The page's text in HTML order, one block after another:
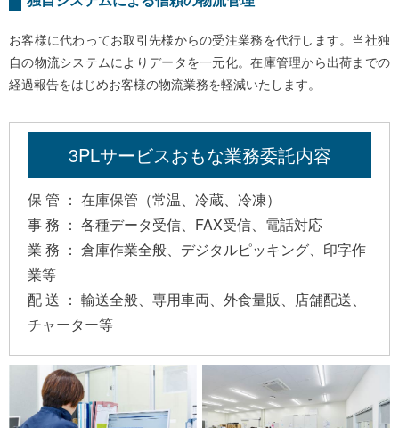
お客様に代わってお取引先様からの受注業務を代行します。当社独
自の物流システムによりデータを一元化。在庫管理から出荷までの
経過報告をはじめお客様の物流業務を軽減いたします。
3PLサービスおもな業務委託内容
保 管 ： 在庫保管（常温、冷蔵、冷凍）
事 務 ： 各種データ受信、FAX受信、電話対応
業 務 ： 倉庫作業全般、デジタルピッキング、印字作
業等
配 送 ： 輸送全般、専用車両、外食量販、店舗配送、
チャーター等